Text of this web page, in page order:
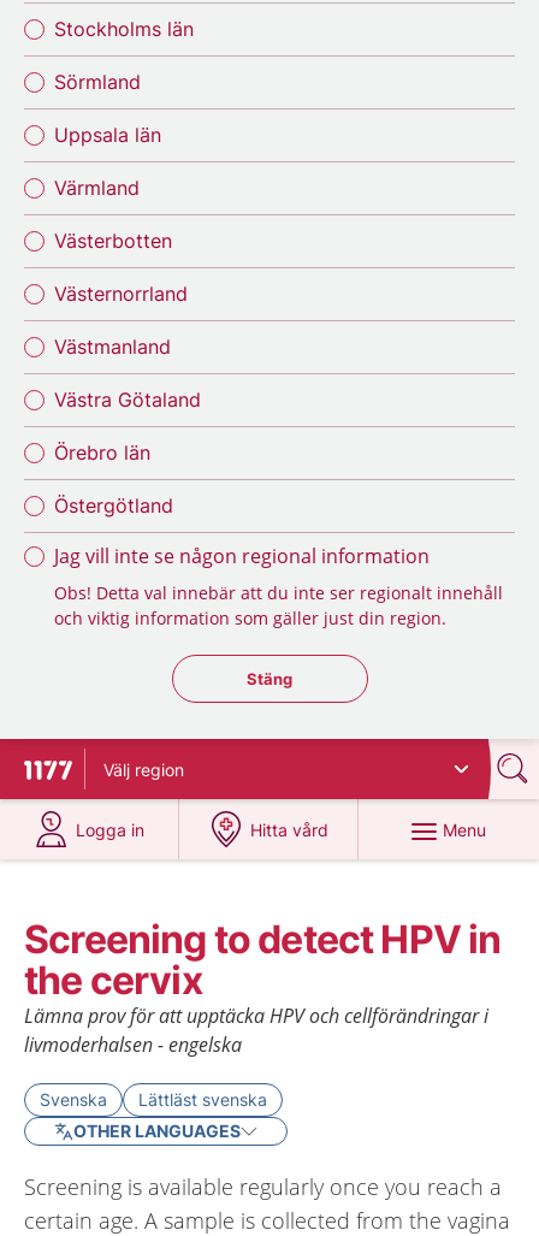
Stockholms län
Sörmland
Uppsala län
Värmland
Västerbotten
Västernorrland
Västmanland
Västra Götaland
Örebro län
Östergötland
Jag vill inte se någon regional information
Obs! Detta val innebär att du inte ser regionalt innehåll
och viktig information som gäller just din region.
Stäng regionsväljaren
Stäng
To start page for 1177
Välj region
Logga in
at 1177.se
Hitta vård
at 1177.se
Menu
Screening to detect HPV in
the cervix
Lämna prov för att upptäcka HPV och cellförändringar i
livmoderhalsen - engelska
Svenska
Lättläst svenska
OTHER LANGUAGES
Screening is available regularly once you reach a
certain age. A sample is collected from the vagina